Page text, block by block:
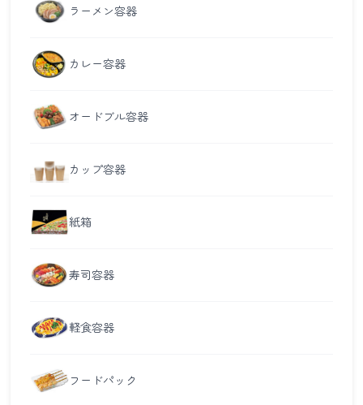
ラーメン容器
カレー容器
オードブル容器
カップ容器
紙箱
寿司容器
軽食容器
フードパック